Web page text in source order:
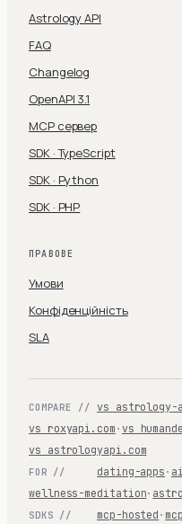
Astrology API
FAQ
Changelog
OpenAPI 3.1
MCP сервер
SDK · TypeScript
SDK · Python
SDK · PHP
ПРАВОВЕ
Умови
Конфіденційність
SLA
COMPARE // vs
vs roxyapi.com · vs
vs astrologyapi.com
FOR // dating-apps ·
wellness-meditation·
SDKS // mcp-hosted · mcp